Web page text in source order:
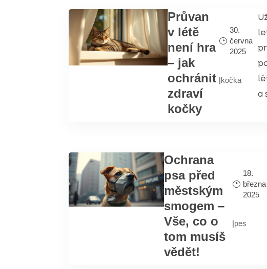
Průvan
v létě
není hra
– jak
ochránit
zdraví
kočky
30.
června
2025
|kočka
a
Ochrana
psa před
městským
smogem –
Vše, co o
tom musíš
vědět!
18.
března
2025
|pes